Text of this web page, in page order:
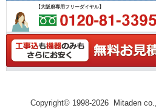
【大阪府専用フリーダイヤル】
Copyright© 1998-2026 Mitaden